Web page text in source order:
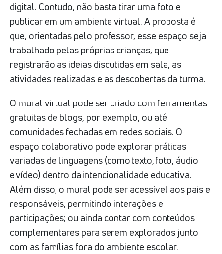
digital. Contudo, não basta tirar uma foto e
publicar em um ambiente virtual. A proposta é
que, orientadas pelo professor, esse espaço seja
trabalhado pelas próprias crianças, que
registrarão as ideias discutidas em sala, as
atividades realizadas e as descobertas da turma.
O mural virtual pode ser criado com ferramentas
gratuitas de blogs, por exemplo, ou até
comunidades fechadas em redes sociais. O
espaço colaborativo pode explorar práticas
variadas de linguagens (como texto, foto, áudio
e vídeo) dentro da intencionalidade educativa.
Além disso, o mural pode ser acessível aos pais e
responsáveis, permitindo interações e
participações; ou ainda contar com conteúdos
complementares para serem explorados junto
com as famílias fora do ambiente escolar.